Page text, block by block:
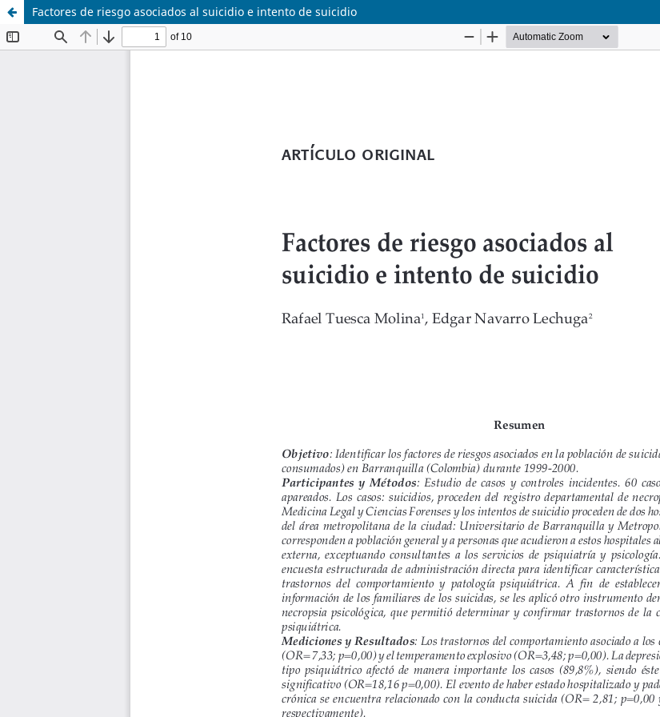
Factores de riesgo asociados al suicidio e intento de suicidio